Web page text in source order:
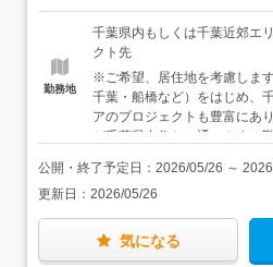
お持ちのスキル経験やご希望
件定義や上流工程の経験が豊
画段階からお手伝いするポジ
張（リモートあり）のプロジ
テム更改（C#、PHP）・
（.NET、JavaScript、Oracle
レース（Java／上流工程か
【言語】C#.NET、Java、
Laravel、React.js、Vue.js、
Oracle、SQL Server、
Linux、UNIX等【クラウド／
GCP、Docker等※帰社日は半
＜社員の年収例＞26歳（経験
歳（経験10年程度）／年収
／年収710万円
勤務地
千葉県内もしくは千葉近郊エ
クト先
※ご希望、居住地を考慮しま
千葉・船橋など）をはじめ、
アのプロジェクトも豊富に
が千葉県在住と、通いやすい
インも可能です 本社や分室
は、面接時にご相談くださ
分程度 ＜本社＞ 東京都千
丸の内仲通りビル 5階 ＜本
ロ千代田線「二重橋前駅」徒
公開・終了予定日： 2026/05/26 ～
更新日： 2026/05/26
気になる